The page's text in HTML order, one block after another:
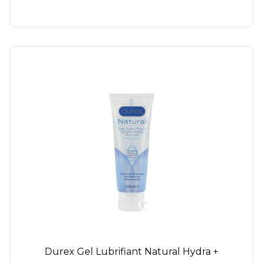
Durex Gel Lubrifiant Natural Hydra +